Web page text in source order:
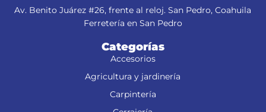
Av. Benito Juárez #26, frente al reloj. San Pedro, Coahuila
Ferretería en San Pedro
Categorías
Accesorios
Agricultura y jardinería
Carpintería